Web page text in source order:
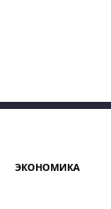
ЭКОНОМИКА